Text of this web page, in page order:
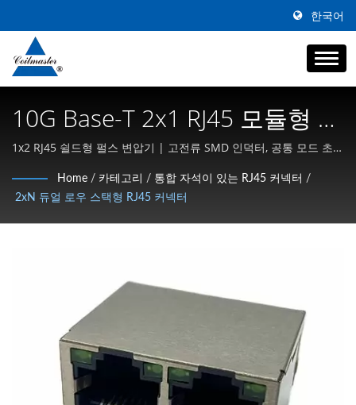
한국어
10G Base-T 2x1 RJ45 모듈형 잭
| 자기 부품 | 트랜스포머, 인덕
터, 초크 제조업체 | Coilmaster
Electronics
1x2 RJ45 쉴드형 펄스 변압기 | 고전류 SMD 인덕터, 공통 모드 초크
Home / 카테고리 / 통합 자석이 있는 RJ45 커넥터 /
2xN 듀얼 로우 스택형 RJ45 커넥터